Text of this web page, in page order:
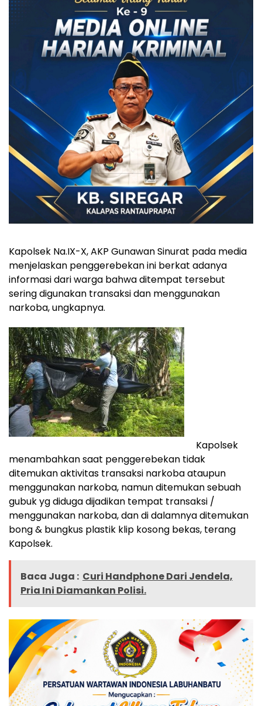
Kapolsek Na.IX-X, AKP Gunawan Sinurat pada media
menjelaskan penggerebekan ini berkat adanya
informasi dari warga bahwa ditempat tersebut
sering digunakan transaksi dan menggunakan
narkoba, ungkapnya.
Kapolsek
menambahkan saat penggerebekan tidak
ditemukan aktivitas transaksi narkoba ataupun
menggunakan narkoba, namun ditemukan sebuah
gubuk yg diduga dijadikan tempat transaksi /
menggunakan narkoba, dan di dalamnya ditemukan
bong & bungkus plastik klip kosong bekas, terang
Kapolsek.
Baca Juga : Curi Handphone Dari Jendela,
Pria Ini Diamankan Polisi.